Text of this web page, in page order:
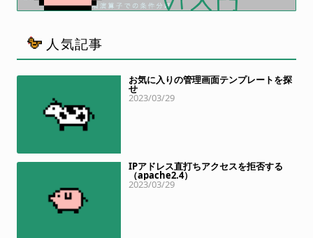
人気記事
お気に入りの管理画面テンプレートを探
せ
2023/03/29
IPアドレス直打ちアクセスを拒否する
（apache2.4）
2023/03/29